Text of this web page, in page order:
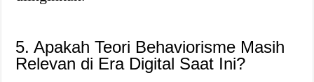
5. Apakah Teori Behaviorisme Masih
Relevan di Era Digital Saat Ini?